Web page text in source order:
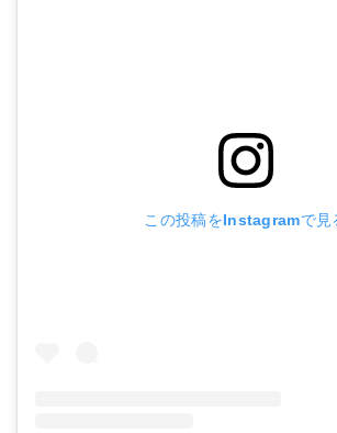
この投稿をInstagramで見